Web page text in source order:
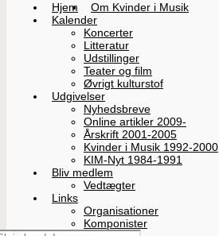
Hjem
Om Kvinder i Musik
Kalender
Koncerter
Litteratur
Udstillinger
Teater og film
Øvrigt kulturstof
Udgivelser
Nyhedsbreve
Online artikler 2009-
Årskrift 2001-2005
Kvinder i Musik 1992-2000
KIM-Nyt 1984-1991
Bliv medlem
Vedtægter
Links
Organisationer
Komponister